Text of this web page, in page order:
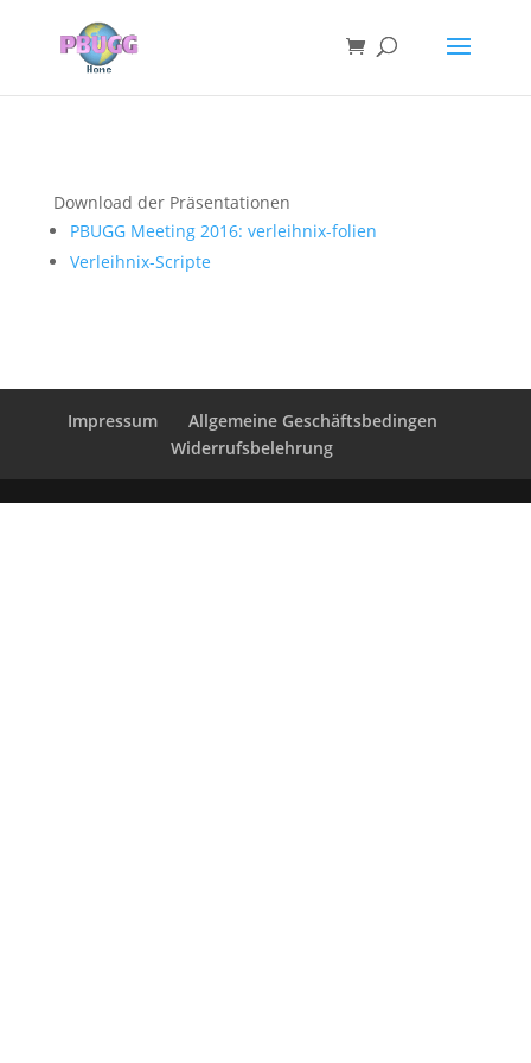
Download der Präsentationen
PBUGG Meeting 2016: verleihnix-folien
Verleihnix-Scripte
Impressum
Allgemeine Geschäftsbedingen
Widerrufsbelehrung